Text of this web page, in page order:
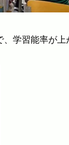
学習能率が上